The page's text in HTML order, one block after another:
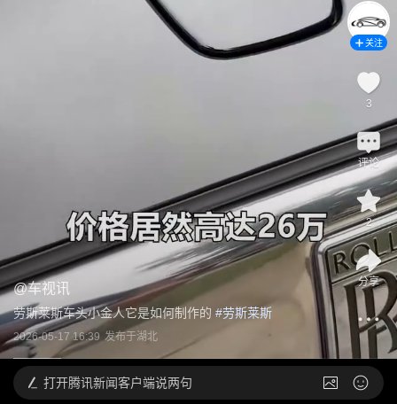
@车视讯
劳斯莱斯车头小金人它是如何制作的 #劳斯莱斯
2026-05-17 16:39 发布于湖北
关注
3
评论
2
分享
打开腾讯新闻客户端说两句